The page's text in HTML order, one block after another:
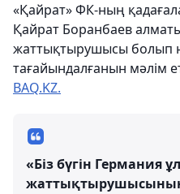
«Қайрат» ФК-ның
Қайрат Боранбаев
жаттықтырушысы болып
тағайындалғанын мәлім
BAQ.KZ.
«Біз бүгін Германия
жаттықтырушысының